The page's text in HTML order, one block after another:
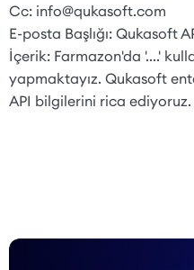
Cc: info@qukasoft.com
E-posta Başlığı: Qukasoft
İçerik: Farmazon'da '....'
yapmaktayız. Qukasoft
API bilgilerini rica ediyoruz.